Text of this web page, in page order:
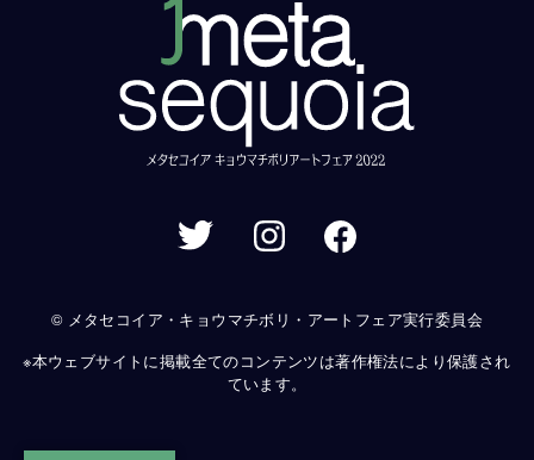
© メタセコイア・キョウマチボリ・アートフェア実行委員会
※本ウェブサイトに掲載全てのコンテンツは著作権法により保護され
ています。